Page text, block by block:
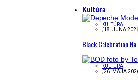
Kultúra
KULTÚRA
/18. JÚNA
Black Celebration Na
KULTÚRA
/26. MÁJA